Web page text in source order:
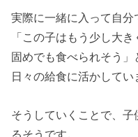
実際に一緒に入って自分
「この子はもう少し大
固めでも食べられそう」
日々の給食に活かしてい
そうしていくことで、
るそうです。